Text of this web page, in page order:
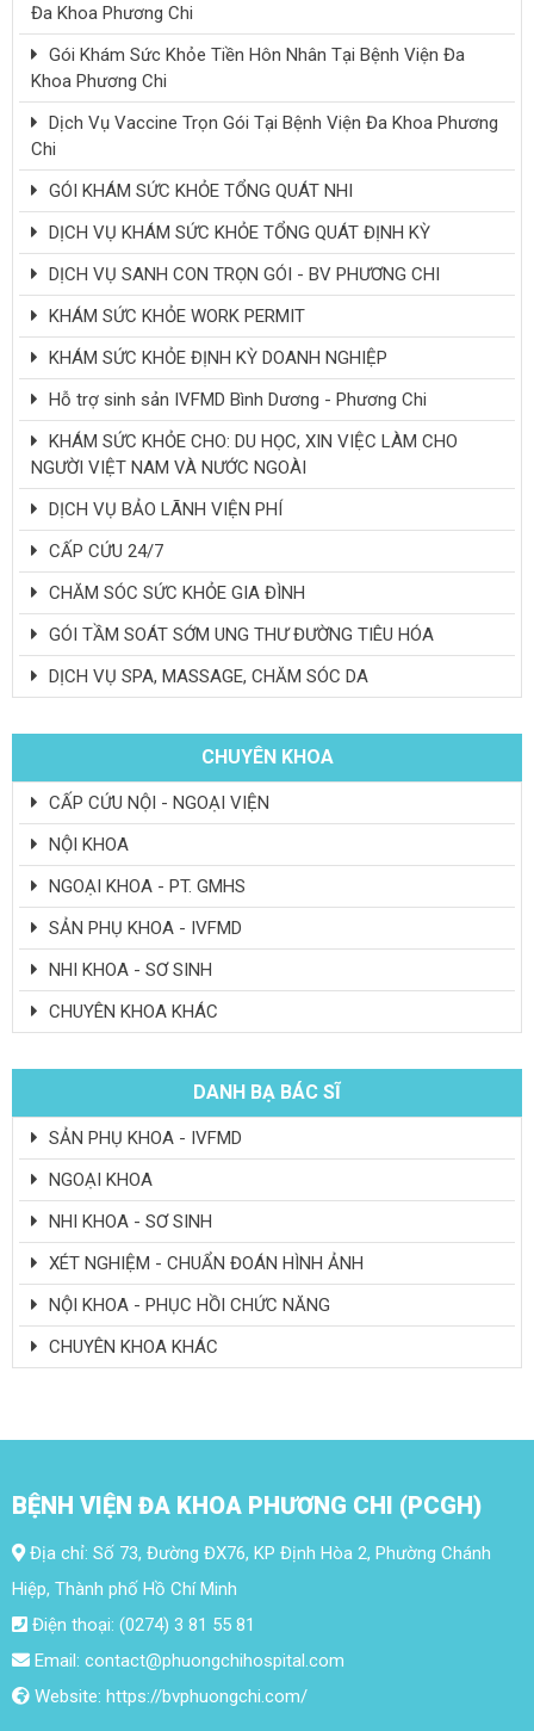
Đa Khoa Phương Chi
Gói Khám Sức Khỏe Tiền Hôn Nhân Tại Bệnh Viện Đa
Khoa Phương Chi
Dịch Vụ Vaccine Trọn Gói Tại Bệnh Viện Đa Khoa Phương
Chi
GÓI KHÁM SỨC KHỎE TỔNG QUÁT NHI
DỊCH VỤ KHÁM SỨC KHỎE TỔNG QUÁT ĐỊNH KỲ
DỊCH VỤ SANH CON TRỌN GÓI - BV PHƯƠNG CHI
KHÁM SỨC KHỎE WORK PERMIT
KHÁM SỨC KHỎE ĐỊNH KỲ DOANH NGHIỆP
Hỗ trợ sinh sản IVFMD Bình Dương - Phương Chi
KHÁM SỨC KHỎE CHO: DU HỌC, XIN VIỆC LÀM CHO
NGƯỜI VIỆT NAM VÀ NƯỚC NGOÀI
DỊCH VỤ BẢO LÃNH VIỆN PHÍ
CẤP CỨU 24/7
CHĂM SÓC SỨC KHỎE GIA ĐÌNH
GÓI TẦM SOÁT SỚM UNG THƯ ĐƯỜNG TIÊU HÓA
DỊCH VỤ SPA, MASSAGE, CHĂM SÓC DA
CHUYÊN KHOA
CẤP CỨU NỘI - NGOẠI VIỆN
NỘI KHOA
NGOẠI KHOA - PT. GMHS
SẢN PHỤ KHOA - IVFMD
NHI KHOA - SƠ SINH
CHUYÊN KHOA KHÁC
DANH BẠ BÁC SĨ
SẢN PHỤ KHOA - IVFMD
NGOẠI KHOA
NHI KHOA - SƠ SINH
XÉT NGHIỆM - CHUẨN ĐOÁN HÌNH ẢNH
NỘI KHOA - PHỤC HỒI CHỨC NĂNG
CHUYÊN KHOA KHÁC
BỆNH VIỆN ĐA KHOA PHƯƠNG CHI (PCGH)
Địa chỉ: Số 73, Đường ĐX76, KP Định Hòa 2, Phường Chánh
Hiệp, Thành phố Hồ Chí Minh
Điện thoại: (0274) 3 81 55 81
Email: contact@phuongchihospital.com
Website: https://bvphuongchi.com/